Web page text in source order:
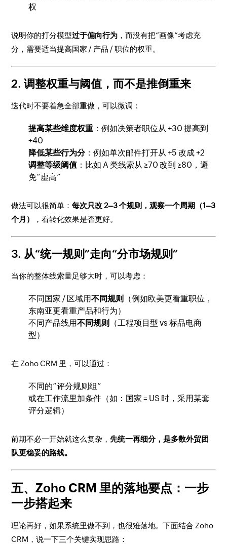
权
说明你的打分模型过于偏向行为 ，而没有把“画像”考虑充
分，需要适当提高国家 / 产品 / 职位的权重。
2. 调整权重与阈值，而不是推倒重来
迭代时不要着急全部重做，可以微调：
提高某些维度权重 ：例如决策者职位从 +30 提高到
+40
降低某些行为分：例如单次邮件打开从 +5 改成 +2
调整等级阈值 ：比如 A 类线索从 ≥70 改到 ≥80，避
免“虚高”
做法可以很简单：每次只改 2–3 个规则，观察一个周期（1–3
个月）
，看转化效果是否更好。
3. 从“统一规则”走向“分市场规则”
当你的整体线索量足够大时，可以考虑：
不同国家 / 区域用不同规则
（例如欧美更看重职位，
东南亚更看重产品和行为）
不同产品线用不同规则
（工程项目型 vs 标品电商
型）
在 Zoho CRM 里，可以通过：
不同的“评分规则组”
或在工作流里加条件（如：国家 = US 时，采用某套
评分逻辑）
前期不必一开始就这么复杂，先统一再细分，是多数外贸团
队更稳妥的路线。
五、Zoho CRM 里的落地要点：一步
一步搭起来
理论再好，如果系统里做不到，也很难落地。下面结合 Zoho
CRM，说一下三个关键实现思路：